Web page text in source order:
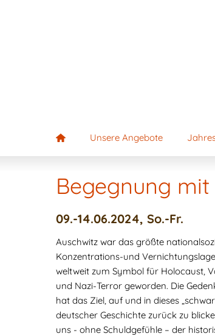
Unsere Angebote
Begegnung
09.-14.06.2024, So.-Fr.
Auschwitz war das größte
Konzentrations-und
weltweit zum Symbol für Holocaust,
und Nazi-Terror geworden. Die
hat das Ziel, auf und in dieses
deutscher Geschichte zurück zu
uns - ohne Schuldgefühle – der